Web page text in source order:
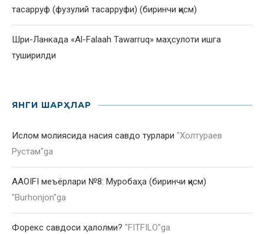
тасарруф (фузулий тасарруфи) (биринчи қисм)
Шри-Ланкада «Al-Falaah Tawarruq» маҳсулоти ишга
туширилди
ЯНГИ ШАРҲЛАР
Ислом молиясида насия савдо турлари "Холтураев
Рустам"ga
AAOIFI меъёрлари №8: Муробаҳа (биринчи қисм)
"Burhonjon"ga
Форекс савдоси ҳалолми? "FITFILO"ga